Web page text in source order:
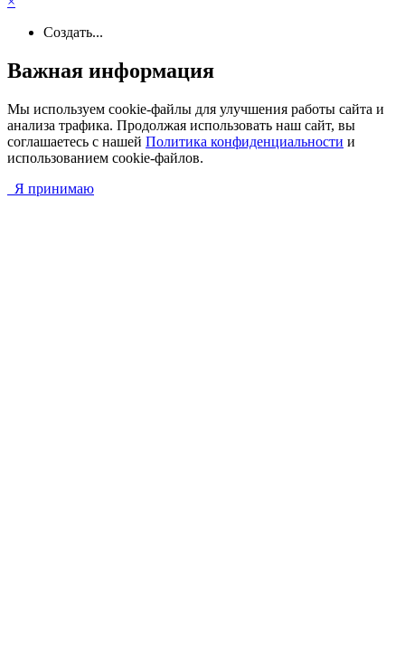
Создать...
Важная информация
Мы используем cookie-файлы для улучшения работы сайта и
анализа трафика. Продолжая использовать наш сайт, вы
соглашаетесь с нашей Политика конфиденциальности и
использованием cookie-файлов.
Я принимаю